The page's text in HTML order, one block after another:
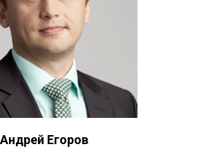
Андрей Егоров